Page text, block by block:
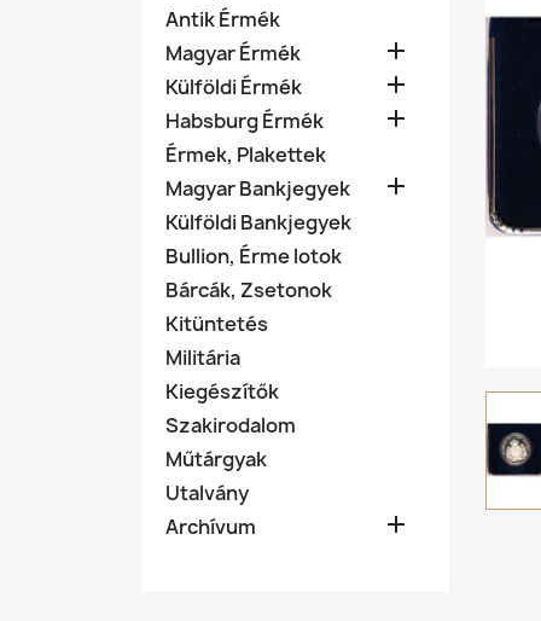
Antik Érmék
Magyar Érmék

Külföldi Érmék 
Habsburg Érmék 
Érmek, Plakettek
Magyar Bankjegyek

Külföldi Bankjegyek
Bullion, Érme lotok
Bárcák, Zsetonok
Kitüntetés
Militária
Kiegészítők
Szakirodalom
Műtárgyak
Utalvány
Archívum
